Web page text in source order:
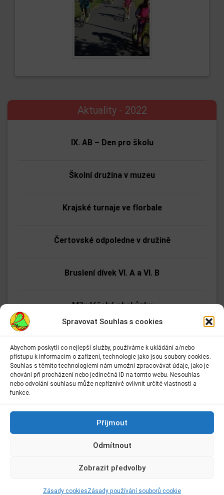
Spravovat Souhlas s cookies
Abychom poskytli co nejlepší služby, používáme k ukládání a/nebo
přístupu k informacím o zařízení, technologie jako jsou soubory cookies.
Souhlas s těmito technologiemi nám umožní zpracovávat údaje, jako je
chování při procházení nebo jedinečná ID na tomto webu. Nesouhlas
nebo odvolání souhlasu může nepříznivě ovlivnit určité vlastnosti a
funkce.
Příjmout
Odmítnout
Zobrazit předvolby
Zásady cookiesZásady používání souborů cookie
Aktuality - 2022
IX. AB – Den pro školu
Školní družina v muzeu
Krajské turnaje ve florbale
Čertovské odpoledne v družině
Bruslení dívek VI. A a VI. B
Mikulášské obchůzky
Bruslení dívek z VIII. A a VIII. B
Víceboj základních škol
Kroužek výtvarné techniky
Adresa:
Základní škola Kolín II.
Kmochova 943
Kontakt:
E-mail: info@2zskolin.cz
–
© 2018 - 2026 JON.CZ